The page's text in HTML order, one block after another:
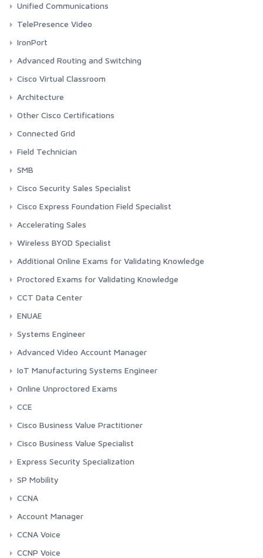
Unified Communications
TelePresence Video
IronPort
Advanced Routing and Switching
Cisco Virtual Classroom
Architecture
Other Cisco Certifications
Connected Grid
Field Technician
SMB
Cisco Security Sales Specialist
Cisco Express Foundation Field Specialist
Accelerating Sales
Wireless BYOD Specialist
Additional Online Exams for Validating Knowledge
Proctored Exams for Validating Knowledge
CCT Data Center
ENUAE
Systems Engineer
Advanced Video Account Manager
IoT Manufacturing Systems Engineer
Online Unproctored Exams
CCE
Cisco Business Value Practitioner
Cisco Business Value Specialist
Express Security Specialization
SP Mobility
CCNA
Account Manager
CCNA Voice
CCNP Voice